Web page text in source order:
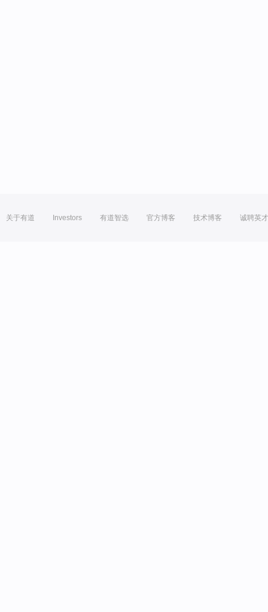
关于有道 Investors 有道智选 官方博客 技术博客 诚聘英才